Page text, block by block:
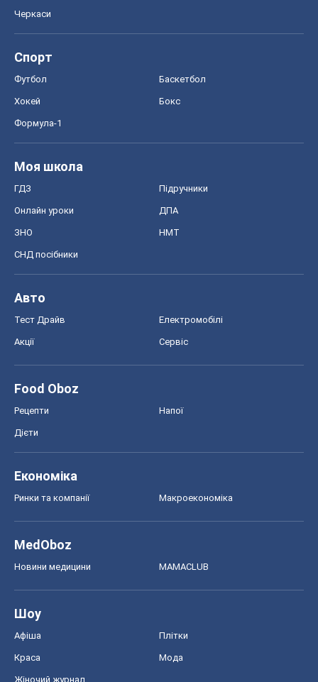
Черкаси
Спорт
Футбол Баскетбол
Хокей Бокс
Формула-1
Моя школа
ГДЗ Підручники
Онлайн уроки ДПА
ЗНО НМТ
СНД посібники
Авто
Тест Драйв Електромобілі
Акції Сервіс
Food Oboz
Рецепти Напої
Дієти
Економіка
Ринки та компанії Макроекономіка
MedOboz
Новини медицини MAMACLUB
Шоу
Афіша Плітки
Краса Мода
Жіночий журнал